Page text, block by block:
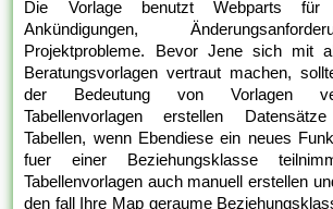
Die Vorlage benutzt Webparts für
Ankündigungen,
Projektprobleme. Bevor Jene sich mit
Beratungsvorlagen vertraut machen,
der Bedeutung von Vorlagen
Tabellenvorlagen erstellen
Tabellen, wenn Ebendiese ein neues
fuer einer Beziehungsklasse
Tabellenvorlagen auch manuell erstellen
den fall Ihre Map geraume